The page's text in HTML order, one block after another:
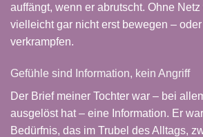
auffängt, wenn er abrutscht. Ohne
vielleicht gar nicht erst bewegen –
verkrampfen.
Gefühle sind Information, kein Angriff
Der Brief meiner Tochter war – bei
ausgelöst hat – eine Information. Er
Bedürfnis, das im Trubel des Alltags,